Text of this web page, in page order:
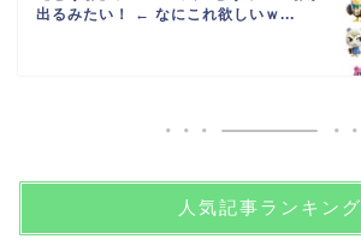
出るみたい！ ← なにこれ欲しいｗ...
人気記事ランキング